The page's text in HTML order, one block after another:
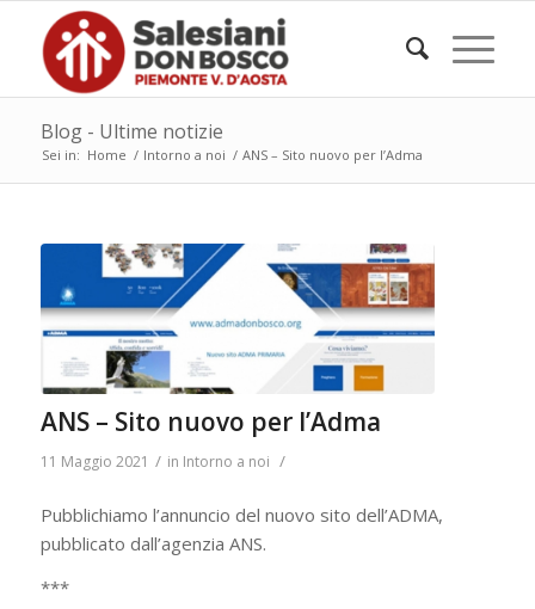
Blog - Ultime notizie
Sei in: Home / Intorno a noi / ANS – Sito nuovo per l’Adma
ANS – Sito nuovo per l’Adma
11 Maggio 2021 / in Intorno a noi /
Pubblichiamo l’annuncio del nuovo sito dell’ADMA,
pubblicato dall’agenzia ANS.
***